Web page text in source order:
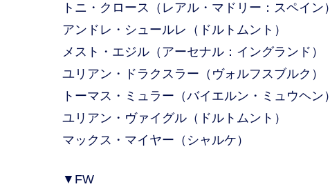
トニ・クロース（レアル・マドリー：スペイン）
アンドレ・シュールレ（ドルトムント）
メスト・エジル（アーセナル：イングランド）
ユリアン・ドラクスラー（ヴォルフスブルク）
トーマス・ミュラー（バイエルン・ミュウヘン）
ユリアン・ヴァイグル（ドルトムント）
マックス・マイヤー（シャルケ）
▼FW